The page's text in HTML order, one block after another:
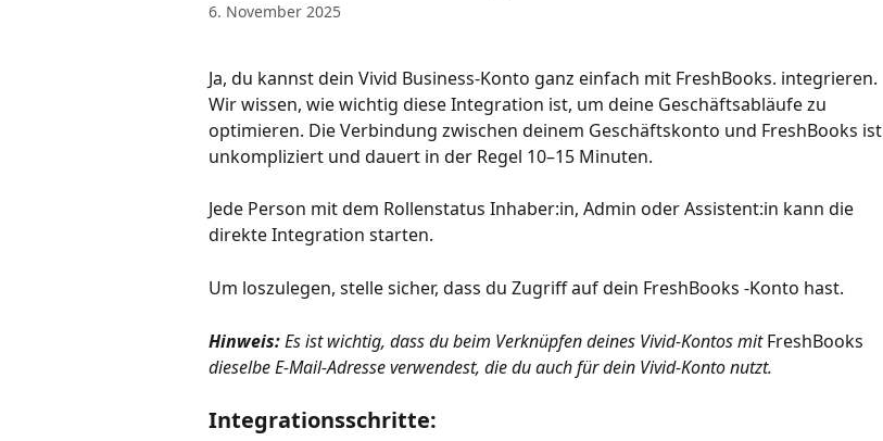
6. November 2025
Ja, du kannst dein Vivid Business-Konto ganz einfach mit FreshBooks. integrieren.
Wir wissen, wie wichtig diese Integration ist, um deine Geschäftsabläufe zu
optimieren. Die Verbindung zwischen deinem Geschäftskonto und FreshBooks ist
unkompliziert und dauert in der Regel 10–15 Minuten.
Jede Person mit dem Rollenstatus Inhaber:in, Admin oder Assistent:in kann die
direkte Integration starten.
Um loszulegen, stelle sicher, dass du Zugriff auf dein FreshBooks -Konto hast.
Hinweis: Es ist wichtig, dass du beim Verknüpfen deines Vivid-Kontos mit FreshBooks
dieselbe E-Mail-Adresse verwendest, die du auch für dein Vivid-Konto nutzt.
Integrationsschritte: